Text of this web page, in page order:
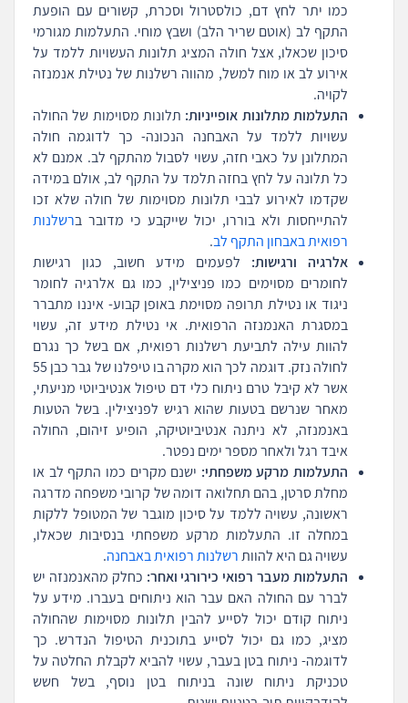
כמו יתר לחץ דם, כולסטרול וסכרת, קשורים עם הופעת
התקף לב (אוטם שריר הלב) ושבץ מוחי. התעלמות מגורמי
סיכון שכאלו, אצל חולה המציג תלונות העשויות ללמד על
אירוע לב או מוח למשל, מהווה רשלנות של נטילת אנמנזה
לקויה.
התעלמות מתלונות אופייניות: תלונות מסוימות של החולה
עשויות ללמד על האבחנה הנכונה- כך לדוגמה חולה
המתלונן על כאבי חזה, עשוי לסבול מהתקף לב. אמנם לא
כל תלונה על לחץ בחזה תלמד על התקף לב, אולם במידה
שקדמו לאירוע לבבי תלונות מסוימות של חולה שלא זכו
להתייחסות ולא בוררו, יכול שייקבע כי מדובר ברשלנות
רפואית באבחון התקף לב.
אלרגיה ורגישות: לפעמים מידע חשוב, כגון רגישות
לחומרים מסוימים כמו פניצילין, כמו גם אלרגיה לחומר
ניגוד או נטילת תרופה מסוימת באופן קבוע- איננו מתברר
במסגרת האנמנזה הרפואית. אי נטילת מידע זה, עשוי
להוות עילה לתביעת רשלנות רפואית, אם בשל כך נגרם
לחולה נזק. דוגמה לכך הוא מקרה בו טיפלנו של גבר כבן 55
אשר לא קיבל טרם ניתוח כלי דם טיפול אנטיביוטי מניעתי,
מאחר שנרשם בטעות שהוא רגיש לפניצילין. בשל הטעות
באנמנזה, לא ניתנה אנטיביוטיקה, הופיע זיהום, החולה
איבד רגל ולאחר מספר ימים נפטר.
התעלמות מרקע משפחתי: ישנם מקרים כמו התקף לב או
מחלת סרטן, בהם תחלואה דומה של קרובי משפחה מדרגה
ראשונה, עשויה ללמד על סיכון מוגבר של המטופל ללקות
במחלה זו. התעלמות מרקע משפחתי בנסיבות שכאלו,
עשויה גם היא להוותרשלנות רפואית באבחנה.
התעלמות מעבר רפואי כירורגי ואחר: כחלק מהאנמנזה יש
לברר עם החולה האם עבר הוא ניתוחים בעברו. מידע על
ניתוח קודם יכול לסייע להבין תלונות מסוימות שהחולה
מציג, כמו גם יכול לסייע בתוכנית הטיפול הנדרש. כך
לדוגמה- ניתוח בטן בעבר, עשוי להביא לקבלת החלטה על
טכניקת ניתוח שונה בניתוח בטן נוסף, בשל חשש